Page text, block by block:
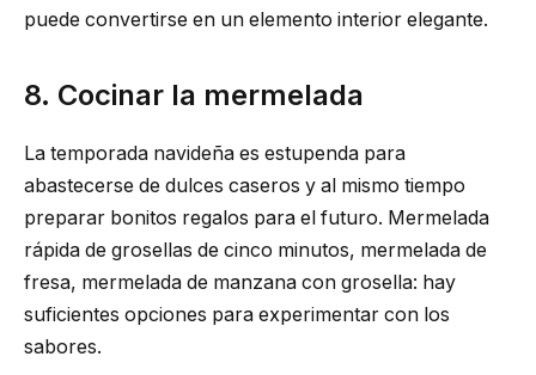
puede convertirse en un elemento interior elegante.
8. Cocinar la mermelada
La temporada navideña es estupenda para
abastecerse de dulces caseros y al mismo tiempo
preparar bonitos regalos para el futuro. Mermelada
rápida de grosellas de cinco minutos, mermelada de
fresa, mermelada de manzana con grosella: hay
suficientes opciones para experimentar con los
sabores.